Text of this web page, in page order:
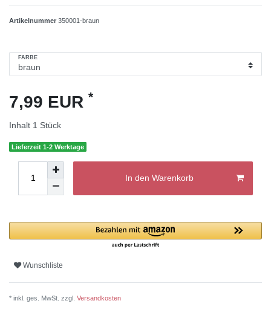
Artikelnummer 350001-braun
FARBE
7,99 EUR *
Inhalt 1 Stück
Lieferzeit 1-2 Werktage
In den Warenkorb
Wunschliste
* inkl. ges. MwSt. zzgl. Versandkosten